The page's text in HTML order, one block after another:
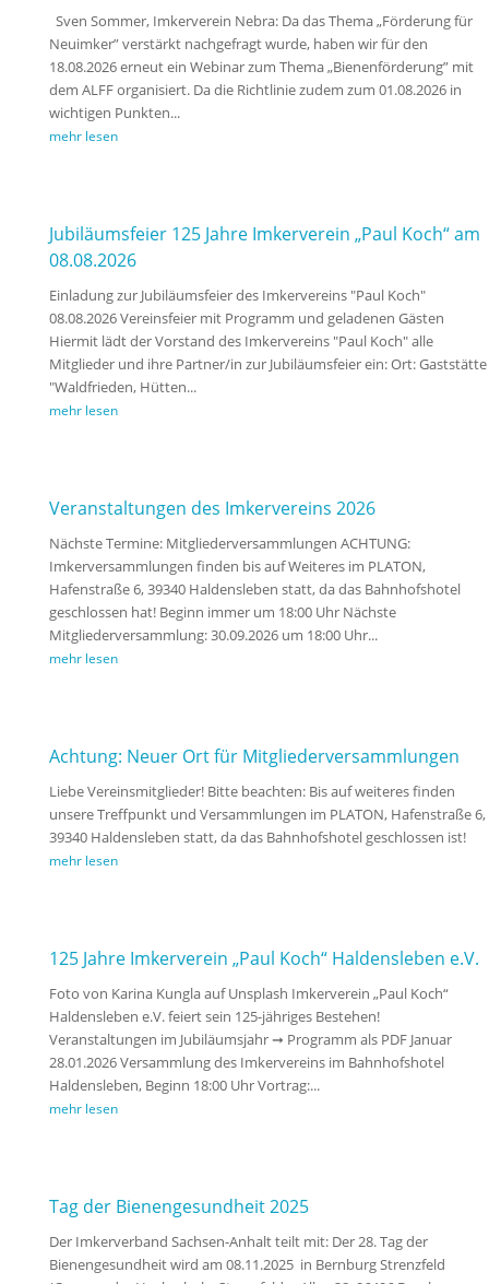
Sven Sommer, Imkerverein Nebra: Da das Thema „Förderung für
Neuimker” verstärkt nachgefragt wurde, haben wir für den
18.08.2026 erneut ein Webinar zum Thema „Bienenförderung” mit
dem ALFF organisiert. Da die Richtlinie zudem zum 01.08.2026 in
wichtigen Punkten...
mehr lesen
Jubiläumsfeier 125 Jahre Imkerverein „Paul Koch“ am
08.08.2026
Einladung zur Jubiläumsfeier des Imkervereins "Paul Koch"
08.08.2026 Vereinsfeier mit Programm und geladenen Gästen
Hiermit lädt der Vorstand des Imkervereins "Paul Koch" alle
Mitglieder und ihre Partner/in zur Jubiläumsfeier ein: Ort: Gaststätte
"Waldfrieden, Hütten...
mehr lesen
Veranstaltungen des Imkervereins 2026
Nächste Termine: Mitgliederversammlungen ACHTUNG:
Imkerversammlungen finden bis auf Weiteres im PLATON,
Hafenstraße 6, 39340 Haldensleben statt, da das Bahnhofshotel
geschlossen hat! Beginn immer um 18:00 Uhr Nächste
Mitgliederversammlung: 30.09.2026 um 18:00 Uhr...
mehr lesen
Achtung: Neuer Ort für Mitgliederversammlungen
Liebe Vereinsmitglieder! Bitte beachten: Bis auf weiteres finden
unsere Treffpunkt und Versammlungen im PLATON, Hafenstraße 6,
39340 Haldensleben statt, da das Bahnhofshotel geschlossen ist!
mehr lesen
125 Jahre Imkerverein „Paul Koch“ Haldensleben e.V.
Foto von Karina Kungla auf Unsplash Imkerverein „Paul Koch“
Haldensleben e.V. feiert sein 125-jähriges Bestehen!
Veranstaltungen im Jubiläumsjahr ➞ Programm als PDF Januar
28.01.2026 Versammlung des Imkervereins im Bahnhofshotel
Haldensleben, Beginn 18:00 Uhr Vortrag:...
mehr lesen
Tag der Bienengesundheit 2025
Der Imkerverband Sachsen-Anhalt teilt mit: Der 28. Tag der
Bienengesundheit wird am 08.11.2025 in Bernburg Strenzfeld